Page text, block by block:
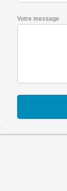
Votre message